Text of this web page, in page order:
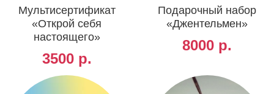
Мультисертификат
«Открой себя
настоящего»
3500 р.
Подарочный набор
«Джентельмен»
8000 р.